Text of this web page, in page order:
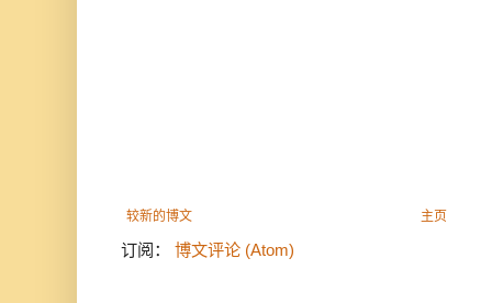
较新的博文 主页
订阅： 博文评论 (Atom)